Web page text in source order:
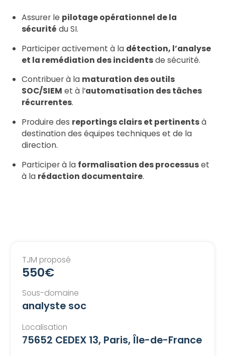
Assurer le pilotage opérationnel de la
sécurité du SI.
Participer activement à la détection, l’analyse
et la remédiation des incidentsde sécurité.
Contribuer à la maturation des outils
SOC/SIEM et à l’automatisation des tâches
récurrentes.
Produire des reportings clairs et pertinentsà
destination des équipes techniques et de la
direction.
Participer à la formalisation des processuset
à la rédaction documentaire.
TJM proposé
550€
Sous-domaine
analyste soc
Localisation
75652 CEDEX 13, Paris, Île-de-France